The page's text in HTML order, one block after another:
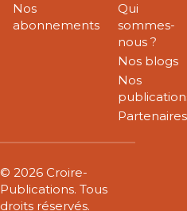
Nos
abonnements
Qui
sommes-
nous ?
Nos blogs
Nos
Partenaires
© 2026 Croire-
Publications. Tous
droits réservés.